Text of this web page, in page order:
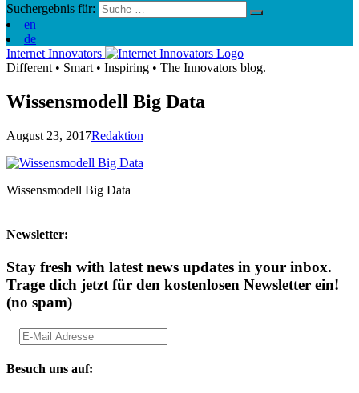
Suchergebnis für:
en
de
Internet Innovators
Different • Smart • Inspiring • The Innovators blog.
Wissensmodell Big Data
August 23, 2017Redaktion
Wissensmodell Big Data
Newsletter:
Stay fresh with latest news updates in your inbox.
Trage dich jetzt für den kostenlosen Newsletter ein!
(no spam)
Besuch uns auf: